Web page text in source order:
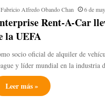
Fabricio Alfredo Obando Chan 6 de
Rent-A-Car
la UEFA
socio oficial de alquiler de
y líder mundial en la industria
Leer más »